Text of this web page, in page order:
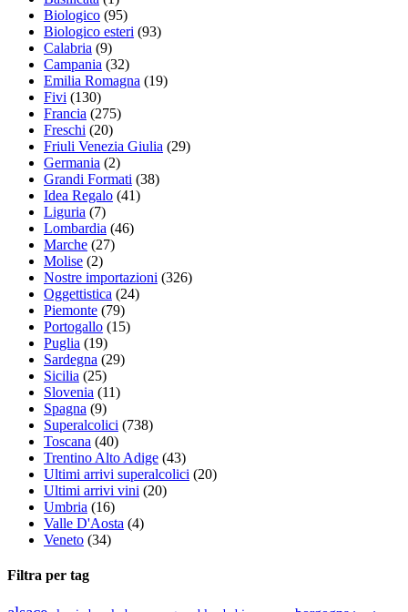
Biologico (95)
Biologico esteri (93)
Calabria (9)
Campania (32)
Emilia Romagna (19)
Fivi (130)
Francia (275)
Freschi (20)
Friuli Venezia Giulia (29)
Germania (2)
Grandi Formati (38)
Idea Regalo (41)
Liguria (7)
Lombardia (46)
Marche (27)
Molise (2)
Nostre importazioni (326)
Oggettistica (24)
Piemonte (79)
Portogallo (15)
Puglia (19)
Sardegna (29)
Sicilia (25)
Slovenia (11)
Spagna (9)
Superalcolici (738)
Toscana (40)
Trentino Alto Adige (43)
Ultimi arrivi superalcolici (20)
Ultimi arrivi vini (20)
Umbria (16)
Valle D'Aosta (4)
Veneto (34)
Filtra per tag